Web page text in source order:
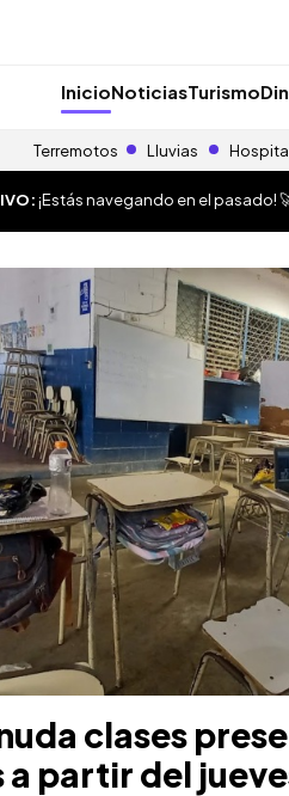
InicioNoticiasTurismo
Terremotos Lluvias
¡Estás navegando en el pasado!
clases
partir del